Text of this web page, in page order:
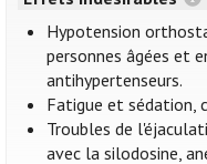
Hypotension
personnes âgées et
antihypertenseurs.
Fatigue et sédation,
Troubles de
avec la silodosine,